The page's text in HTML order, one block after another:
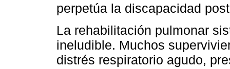
perpetúa la discapacidad
La rehabilitación pulmonar
ineludible. Muchos
distrés respiratorio agudo,